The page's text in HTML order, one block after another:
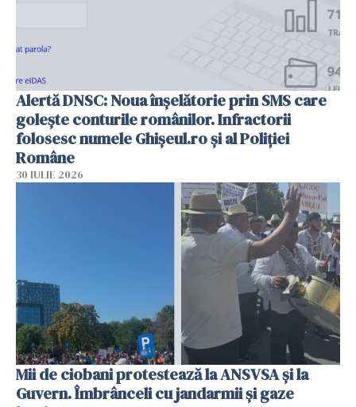
Alertă DNSC: Noua înșelătorie prin SMS care
golește conturile românilor. Infractorii
folosesc numele Ghișeul.ro și al Poliției
Române
30 IULIE 2026
Mii de ciobani protestează la ANSVSA și la
Guvern. Îmbrânceli cu jandarmii și gaze